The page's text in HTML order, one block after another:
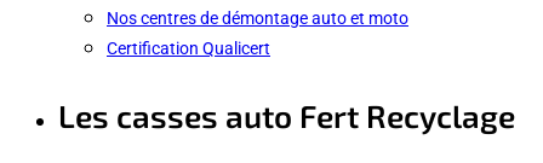
Nos centres de démontage auto et moto
Certification Qualicert
Les casses auto Fert Recyclage